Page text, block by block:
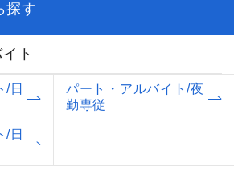
探す
ト
/日
パート・アルバイト/夜
勤専従
/日